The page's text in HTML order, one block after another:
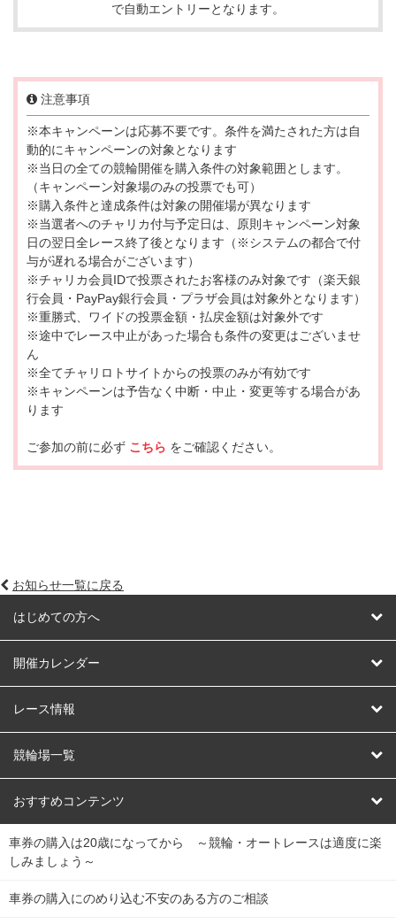
で自動エントリーとなります。
注意事項
※本キャンペーンは応募不要です。条件を満たされた方は自
動的にキャンペーンの対象となります
※当日の全ての競輪開催を購入条件の対象範囲とします。
（キャンペーン対象場のみの投票でも可）
※購入条件と達成条件は対象の開催場が異なります
※当選者へのチャリカ付与予定日は、原則キャンペーン対象
日の翌日全レース終了後となります（※システムの都合で付
与が遅れる場合がございます）
※チャリカ会員IDで投票されたお客様のみ対象です（楽天銀
行会員・PayPay銀行会員・プラザ会員は対象外となります）
※重勝式、ワイドの投票金額・払戻金額は対象外です
※途中でレース中止があった場合も条件の変更はございませ
ん
※全てチャリロトサイトからの投票のみが有効です
※キャンペーンは予告なく中断・中止・変更等する場合があ
ります
ご参加の前に必ず こちら をご確認ください。
お知らせ一覧に戻る
はじめての方へ
はじめての方へ
開催カレンダー
競輪
オートレース
競輪くじ
Dokanto!
チャリロトプラザ
レース情報
レース予想
レース結果
キャリーオーバー一覧
競輪場一覧
北日本 函館競輪場
関
東
弥彦競輪場 前橋競輪場 取手競輪場 宇都宮競輪場
おすすめコンテンツ
競輪選手情報
Perfecta Navi
車券の購入は20歳になってから ～競輪・オートレースは適度に楽
しみましょう～
車券の購入にのめり込む不安のある方のご相談